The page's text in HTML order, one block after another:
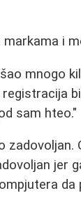
i
mnogo
sam hteo."
jer